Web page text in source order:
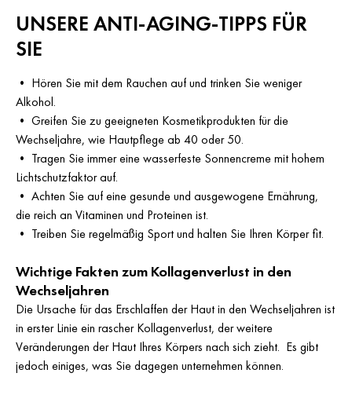
UNSERE ANTI-AGING-TIPPS FÜR
SIE
• Hören Sie mit dem Rauchen auf und trinken Sie weniger
Alkohol.
• Greifen Sie zu geeigneten Kosmetikprodukten für die
Wechseljahre, wie Hautpflege ab 40 oder 50.
• Tragen Sie immer eine wasserfeste Sonnencreme mit hohem
Lichtschutzfaktor auf.
• Achten Sie auf eine gesunde und ausgewogene Ernährung,
die reich an Vitaminen und Proteinen ist.
• Treiben Sie regelmäßig Sport und halten Sie Ihren Körper fit.
Wichtige Fakten zum Kollagenverlust in den
Wechseljahren
Die Ursache für das Erschlaffen der Haut in den Wechseljahren ist
in erster Linie ein rascher Kollagenverlust, der weitere
Veränderungen der Haut Ihres Körpers nach sich zieht. Es gibt
jedoch einiges, was Sie dagegen unternehmen können.